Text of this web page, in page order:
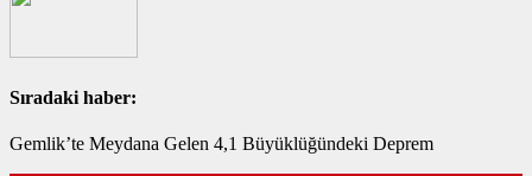
Sıradaki haber:
Gemlik’te Meydana Gelen 4,1 Büyüklüğündeki Deprem